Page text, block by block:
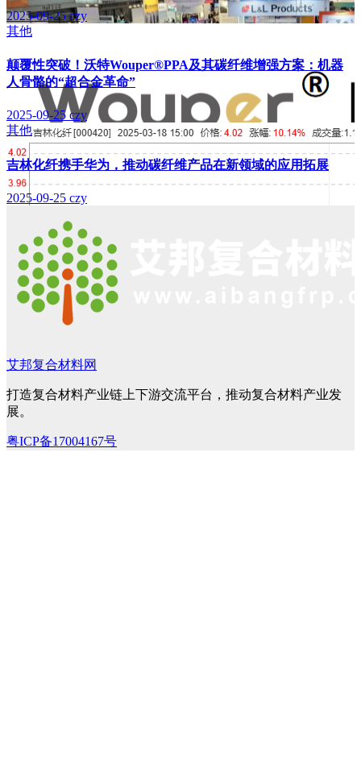
2025-09-25czy
其他
颠覆性突破！沃特Wouper®PPA及其碳纤维增强方案：机器
人骨骼的“超合金革命”
2025-09-25 czy
其他
吉林化纤携手华为，推动碳纤维产品在新领域的应用拓展
2025-09-25 czy
艾邦复合材料网
打造复合材料产业链上下游交流平台，推动复合材料产业发
展。
粤ICP备17004167号